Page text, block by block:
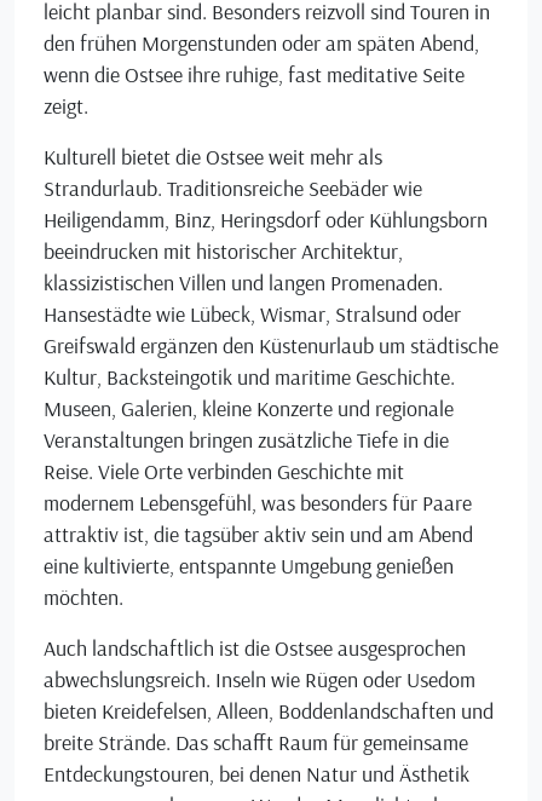
leicht planbar sind. Besonders reizvoll sind Touren in
den frühen Morgenstunden oder am späten Abend,
wenn die Ostsee ihre ruhige, fast meditative Seite
zeigt.
Kulturell bietet die Ostsee weit mehr als
Strandurlaub. Traditionsreiche Seebäder wie
Heiligendamm, Binz, Heringsdorf oder Kühlungsborn
beeindrucken mit historischer Architektur,
klassizistischen Villen und langen Promenaden.
Hansestädte wie Lübeck, Wismar, Stralsund oder
Greifswald ergänzen den Küstenurlaub um städtische
Kultur, Backsteingotik und maritime Geschichte.
Museen, Galerien, kleine Konzerte und regionale
Veranstaltungen bringen zusätzliche Tiefe in die
Reise. Viele Orte verbinden Geschichte mit
modernem Lebensgefühl, was besonders für Paare
attraktiv ist, die tagsüber aktiv sein und am Abend
eine kultivierte, entspannte Umgebung genießen
möchten.
Auch landschaftlich ist die Ostsee ausgesprochen
abwechslungsreich. Inseln wie Rügen oder Usedom
bieten Kreidefelsen, Alleen, Boddenlandschaften und
breite Strände. Das schafft Raum für gemeinsame
Entdeckungstouren, bei denen Natur und Ästhetik